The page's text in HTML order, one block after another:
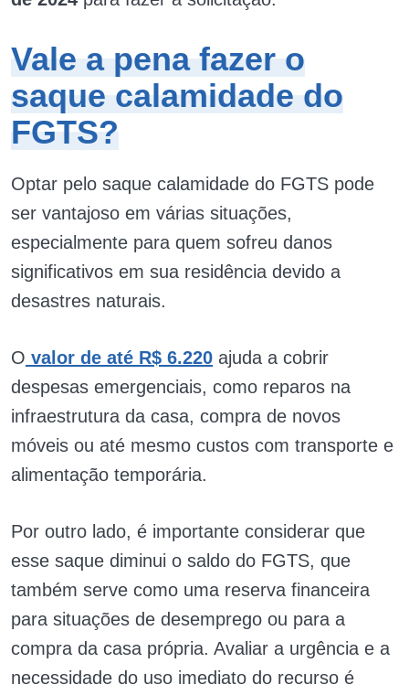
Vale a pena fazer o
saque calamidade do
FGTS?
Optar pelo saque calamidade do FGTS pode
ser vantajoso em várias situações,
especialmente para quem sofreu danos
significativos em sua residência devido a
desastres naturais.
O valor de até R$ 6.220 ajuda a cobrir
despesas emergenciais, como reparos na
infraestrutura da casa, compra de novos
móveis ou até mesmo custos com transporte e
alimentação temporária.
Por outro lado, é importante considerar que
esse saque diminui o saldo do FGTS, que
também serve como uma reserva financeira
para situações de desemprego ou para a
compra da casa própria. Avaliar a urgência e a
necessidade do uso imediato do recurso é